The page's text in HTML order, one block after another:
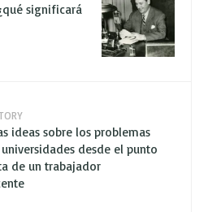
significará
ideas sobre los problemas
desde el punto
de un trabajador